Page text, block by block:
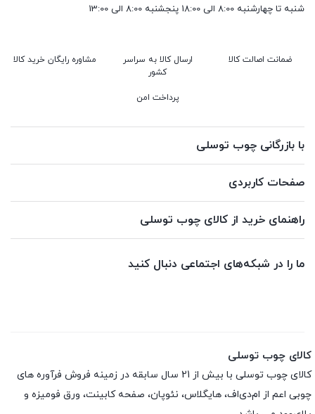
شنبه تا چهارشنبه 8:00 الی 18:00 پنجشنبه 8:00 الی 13:00
ضمانت اصالت کالا
ارسال کالا به سراسر
کشور
مشاوره رایگان خرید کالا
پرداخت امن
با بازرگانی چوب توسلی
صفحات کاربردی
راهنمای خرید از کالای چوب توسلی
ما را در شبکه‌های اجتماعی دنبال کنید
کالای چوب توسلی
کالای چوب توسلی با بیش از 21 سال سابقه در زمینه فروش فرآوره های
چوبی اعم از ام‌دی‌اف، هایگلاس، نئوپان، صفحه کابینت، ورق فومیزه و